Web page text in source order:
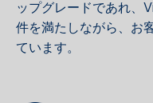
ップグレードであれ、
件を満たしながら、お
ています。